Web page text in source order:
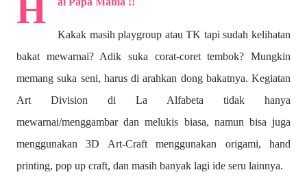
H
Kakak masih playgroup atau TK tapi sudah kelihatan
bakat mewarnai? Adik suka corat-coret tembok? Mungkin
memang suka seni, harus di arahkan dong bakatnya. Kegiatan
Art Division di La Alfabeta tidak hanya
mewarnai/menggambar dan melukis biasa, namun bisa juga
menggunakan 3D Art-Craft menggunakan origami, hand
printing, pop up craft, dan masih banyak lagi ide seru lainnya.